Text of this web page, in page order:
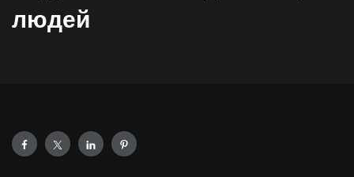
людей